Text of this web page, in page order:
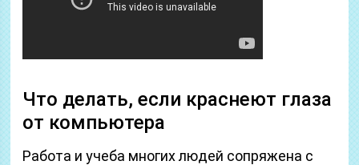
Что делать, если краснеют глаза
от компьютера
Работа и учеба многих людей сопряжена с